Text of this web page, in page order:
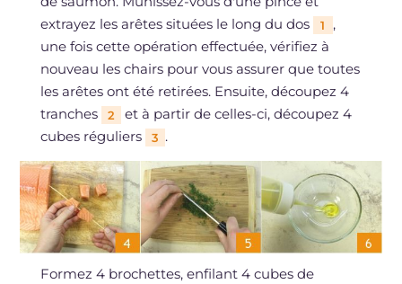
extrayez les arêtes situées le long du dos
1
,
une fois cette opération effectuée, vérifiez à
nouveau les chairs pour vous assurer que toutes
les arêtes ont été retirées. Ensuite, découpez 4
tranches
2
et à partir de celles-ci, découpez 4
cubes réguliers
3 .
Formez 4 brochettes, enfilant 4 cubes de